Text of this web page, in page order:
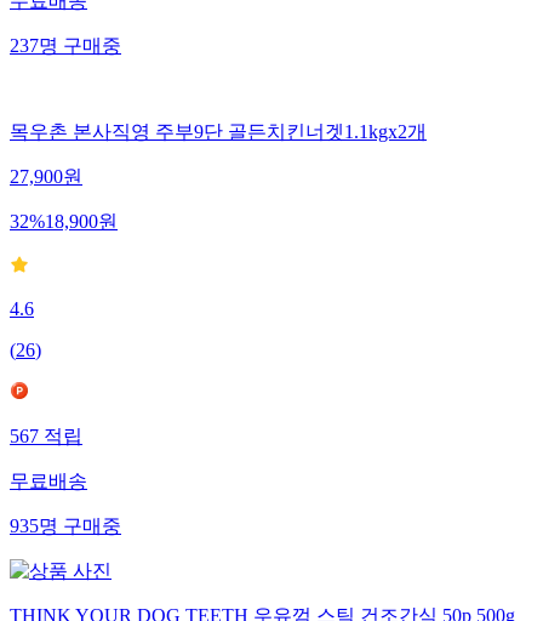
무료배송
237명구매중
목우촌 본사직영 주부9단 골든치킨너겟1.1kgx2개
27,900원
32%18,900원
4.6
(26)
567적립
무료배송
935명구매중